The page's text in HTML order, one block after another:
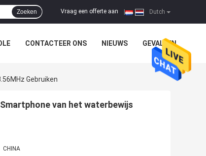
Dutch
Vraag een offerte aan
Zoeken
CONTACTEER ONS NIEUWS GEVALLEN
Gebruiken
van het waterbewijs
CHINA